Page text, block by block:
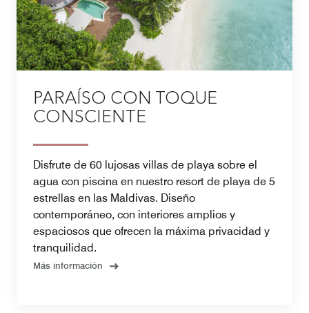
PARAÍSO CON TOQUE
CONSCIENTE
Disfrute de 60 lujosas villas de playa sobre el
agua con piscina en nuestro resort de playa de 5
estrellas en las Maldivas. Diseño
contemporáneo, con interiores amplios y
espaciosos que ofrecen la máxima privacidad y
tranquilidad.
Más información